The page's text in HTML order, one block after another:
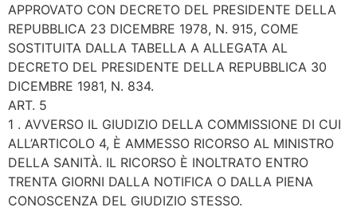
APPROVATO CON DECRETO DEL PRESIDENTE DELLA
REPUBBLICA 23 DICEMBRE 1978, N. 915, COME
SOSTITUITA DALLA TABELLA A ALLEGATA AL
DECRETO DEL PRESIDENTE DELLA REPUBBLICA 30
DICEMBRE 1981, N. 834.
ART. 5
1 . AVVERSO IL GIUDIZIO DELLA COMMISSIONE DI CUI
ALL’ARTICOLO 4, È AMMESSO RICORSO AL MINISTRO
DELLA SANITÀ. IL RICORSO È INOLTRATO ENTRO
TRENTA GIORNI DALLA NOTIFICA O DALLA PIENA
CONOSCENZA DEL GIUDIZIO STESSO.